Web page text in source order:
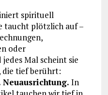
spirituell
taucht plötzlich auf –
oder
Mal scheint sie
die tief berührt:
In